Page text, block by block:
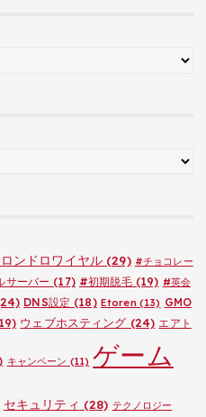
ンドロワイヤル(29) #チョコレー
サーバー (17) #初期脱毛(19) #英会
DNS設定 (18) Etoren(13) GMO
ウェブホスティング (24) エアト
キャンペーン (11) ゲーム
セキュリティ (28) テクノロジー